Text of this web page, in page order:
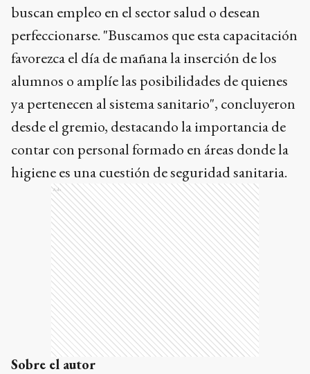
buscan empleo en el sector salud o desean
perfeccionarse. "Buscamos que esta capacitación
favorezca el día de mañana la inserción de los
alumnos o amplíe las posibilidades de quienes
ya pertenecen al sistema sanitario", concluyeron
desde el gremio, destacando la importancia de
contar con personal formado en áreas donde la
higiene es una cuestión de seguridad sanitaria.
Ads
Sobre el autor